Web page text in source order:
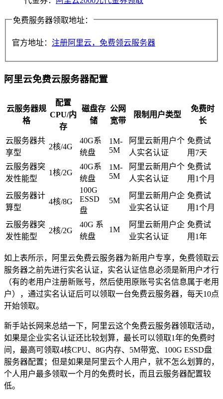
免费服务器领取地址：
官方地址： 注册阿里云，免费领云服务器
阿里云免费云服务器配置
云服务器规
格
配置
CPU/内
存
磁盘存
储
公网
宽带
限制用户类型
免费时
长
云服务器共
享型
2核/4G
40G系
统盘
1M-
5M
阿里云新用户个
人实名认证
免费试
用7天
云服务器突
发性能型
1核/2G
40G系
统盘
1M-
5M
阿里云新用户个
人实名认证
免费试
用1个月
云服务器计
算型
4核/8G
100G
ESSD
盘
5M
阿里云新用户企
业实名认证
免费试
用1个月
云服务器突
发性能型
2核/2G
40G 系
统盘
1M
阿里云新用户企
业实名认证
免费试
用1年
如上表所示，阿里云免费云服务器为新用户专享，免费领取云
服务器之前先进行实名认证，实名认证信息必须是新用户才行
（有的老用户注册新账号，然后使用原账号实名信息属于老用
户），通过实名认证后可以领取一台免费云服务器，每天10点
开始领取。
新手站长网来总结一下，阿里云这个免费云服务器领取活动，
如果是企业实名认证还比较划算，最长可以领取1年的免费时
间，最高可领取4核CPU、8G内存、5M带宽、100G ESSD盘
服务器配置；但是如果是阿里云个人用户，就不怎么划算的，
个人用户最多领取一个月的免费时长，而且云服务器配置较
低。